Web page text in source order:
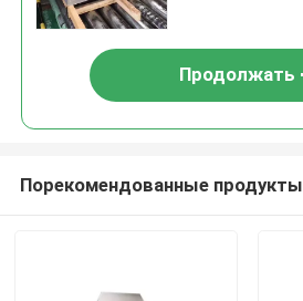
Продолжать
Порекомендованные продукты